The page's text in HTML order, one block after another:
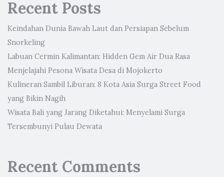
Recent Posts
Keindahan Dunia Bawah Laut dan Persiapan Sebelum
Snorkeling
Labuan Cermin Kalimantan: Hidden Gem Air Dua Rasa
Menjelajahi Pesona Wisata Desa di Mojokerto
Kulineran Sambil Liburan: 8 Kota Asia Surga Street Food
yang Bikin Nagih
Wisata Bali yang Jarang Diketahui: Menyelami Surga
Tersembunyi Pulau Dewata
Recent Comments